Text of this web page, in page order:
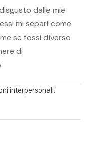
dalle mie
mi separi come
se fossi diverso
di
interpersonali,